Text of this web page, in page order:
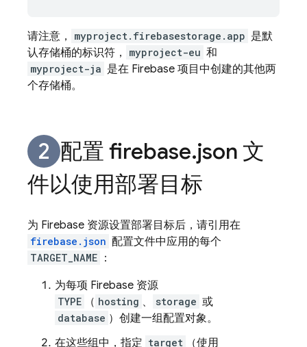
请注意， myproject.firebasestorage.app 是默
认存储桶的标识符，
myproject-eu 和
myproject-ja 是在 Firebase 项目中创建的其他两
个存储桶。
配置 firebase.json 文
件以使用部署目标
为 Firebase 资源设置部署目标后，请引用在
firebase.json 配置文件中应用的每个
TARGET_NAME ：
为每项 Firebase 资源
TYPE （ hosting 、 storage 或
database ）创建一组配置对象。
在这些组中，指定 target （使用